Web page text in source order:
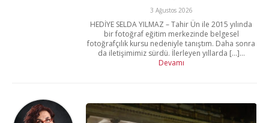
3 Ağustos 2026
HEDİYE SELDA YILMAZ – Tahir Ün ile 2015 yılında
bir fotoğraf eğitim merkezinde belgesel
fotoğrafçılık kursu nedeniyle tanıştım. Daha sonra
da iletişimimiz sürdü. İlerleyen yıllarda [...]...
Devamı